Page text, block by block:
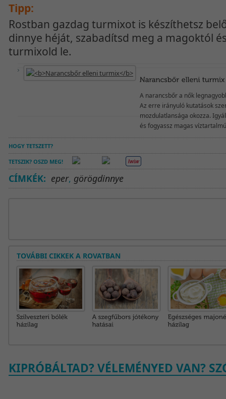
Tipp:
Rostban gazdag turmixot is készíthetsz
dinnye héját, szabadítsd meg a magoktól
turmixold le.
A narancsbőr a nők
Az erre irányuló kutatások
mozdulatlansága okozza.
és fogyassz magas
HOGY TETSZETT?
TETSZIK? OSZD MEG!
CÍMKÉK: eper, görögdinnye
TOVÁBBI CIKKEK A ROVATBAN
KIPRÓBÁLTAD? VÉLEMÉNYED VAN?